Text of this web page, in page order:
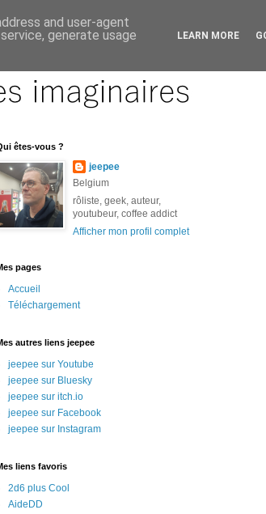
êtes-vous ?
jeepee
Belgium
rôliste, geek, auteur,
youtubeur, coffee addict
Afficher mon profil complet
pages
Accueil
Téléchargement
autres liens jeepee
jeepee sur Youtube
jeepee sur Bluesky
jeepee sur itch.io
jeepee sur Facebook
jeepee sur Instagram
liens favoris
2d6 plus Cool
AideDD
and user-agent
generate usage
LEARN MORE